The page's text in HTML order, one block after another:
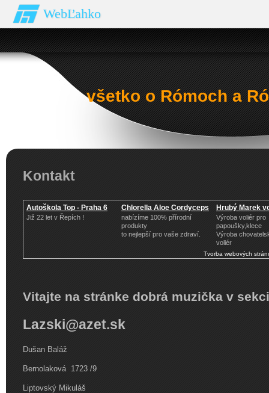
WebĽahko
všetko o Rómoch a
Kontakt
Autoškola Top - Praha 6
Již 22 let v Řepích !
Chlorella Aloe Cordyceps
nabízíme 100% přírodní
produkty
to nejlepší pro vaše zdraví.
Hrubý Marek
Výroba voliér pro
papoušky,klece
Výroba
voliér
Tvorba webových
Vitajte na stránke dobrá muzička v
Lazski@azet.sk
Dušan Baláž
Bernolaková 1723 /9
Liptovský Mikuláš